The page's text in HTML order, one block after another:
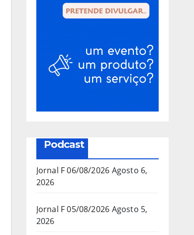
Podcast
Jornal F 06/08/2026 Agosto 6,
2026
Jornal F 05/08/2026 Agosto 5,
2026